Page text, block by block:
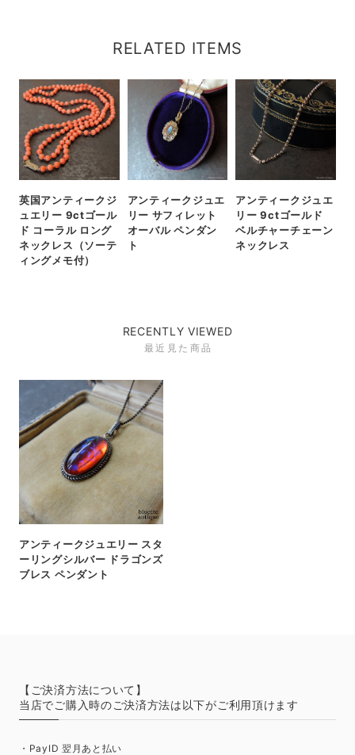
RELATED ITEMS
英国アンティークジ
ュエリー 9ctゴール
ド コーラル ロング
ネックレス（ソーテ
ィングメモ付）
アンティークジュエ
リー サフィレット
オーバル ペンダン
ト
アンティークジュエ
リー 9ctゴールド
ベルチャーチェーン
ネックレス
RECENTLY VIEWED
最近見た商品
アンティークジュエリー スタ
ーリングシルバー ドラゴンズ
ブレス ペンダント
【ご決済方法について】
当店でご購入時のご決済方法は以下がご利用頂けます
・PayID 翌月あと払い